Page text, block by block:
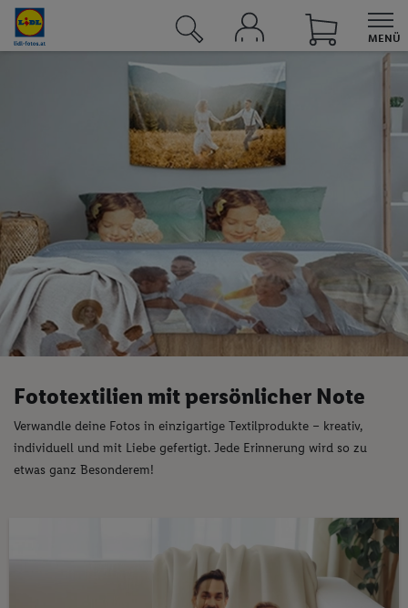
MENÜ
UNSERE ANGEBOTE BEI LIDL
Lidl Plus
Lidl Connect
Lidl Energie
Reisen
Fotos
Fotos & Grußkarten
Fotobücher
Fotokalender
Fototextilien mit persönlicher Note
Verwandle deine Fotos in einzigartige Textilprodukte – kreativ,
individuell und mit Liebe gefertigt. Jede Erinnerung wird so zu
etwas ganz Besonderem!